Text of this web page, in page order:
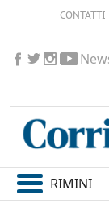
CONTATTI
RIMINI